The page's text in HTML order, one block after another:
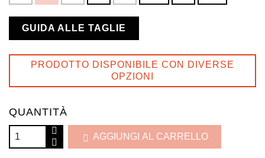
GUIDA ALLE TAGLIE
PRODOTTO DISPONIBILE CON DIVERSE
OPZIONI
QUANTITÀ
 AGGIUNGI AL CARRELLO